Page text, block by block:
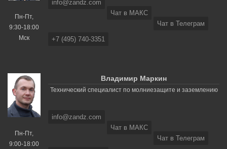
Пн-Пт,
9:30-18:00
Мск
info@zandz.com
Чат в МАКС
Чат в Телеграм
+7 (495) 740-3351
Пн-Пт,
9:00-18:00
Владимир Маркин
Технический специалист по молниезащите и заземлению
info@zandz.com
Чат в МАКС
Чат в Телеграм